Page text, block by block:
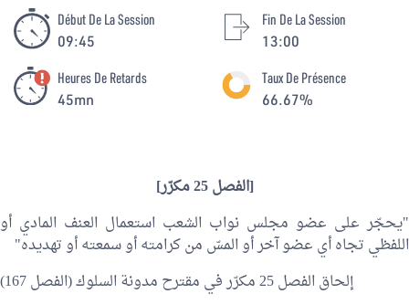
Début De La Session
09:45
Fin De La Session
13:00
Heures De Retards
45mn
Taux De Présence
66.67%
[الفصل 25 مكرّر]
"يحجّر على عضو مجلس نواب الشعب استعمال العنف المادي أو
اللفظي تجاه أي عضو آخر أو المسّ من كرامته أو سمعته أو تهديده"
إلحاق الفصل 25 مكرّر في مقترح مدونة السلوك (الفصل 167)